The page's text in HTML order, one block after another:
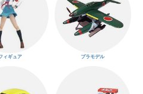
ィギュア プラモデル